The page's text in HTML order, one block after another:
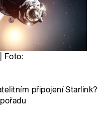
Foto:
připojení Starlink?